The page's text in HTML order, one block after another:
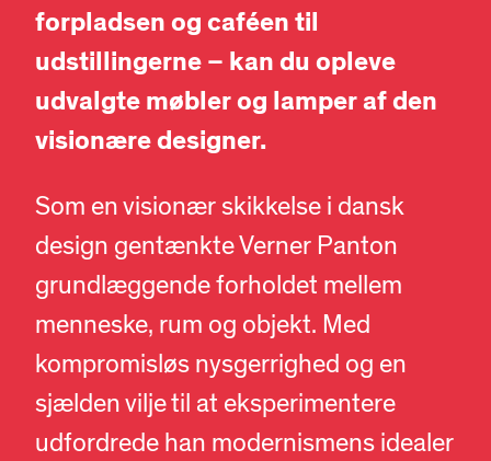
forpladsen og caféen til
udstillingerne – kan du opleve
udvalgte møbler og lamper af den
visionære designer.
Som en visionær skikkelse i dansk
design gentænkte Verner Panton
grundlæggende forholdet mellem
menneske, rum og objekt. Med
kompromisløs nysgerrighed og en
sjælden vilje til at eksperimentere
udfordrede han modernismens idealer